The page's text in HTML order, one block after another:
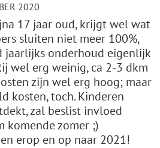
2020
17 jaar oud, krijgt wel wat
sluiten niet meer 100%,
jaarlijks onderhoud eigenlijk
wel erg weinig, ca 2-3 dkm
zijn wel erg hoog; maar
kosten, toch. Kinderen
zal beslist invloed
komende zomer ;)
erop en op naar 2021!